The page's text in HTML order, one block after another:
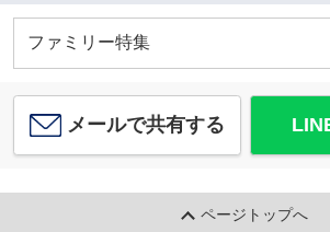
ファミリー特集
メールで共有する
ページトップへ